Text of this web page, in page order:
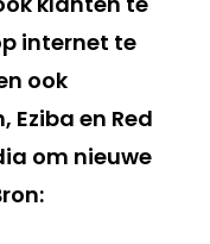
internet te
ook
en Red
om nieuwe